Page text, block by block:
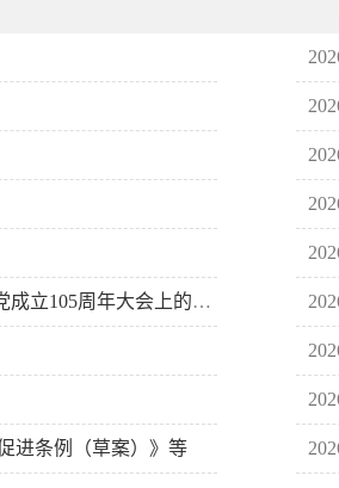
成立105周年大会上的
进条例（草案）》等